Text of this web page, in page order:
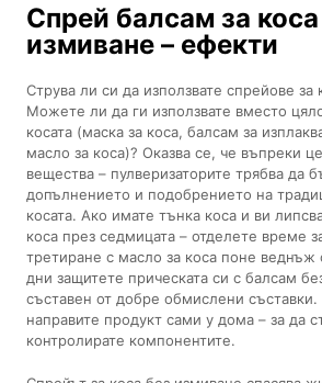
Спрей балсам за
измиване – ефекти
Струва ли си да използвате спрейове за
Можете ли да ги използвате вместо
косата (маска за коса, балсам за
масло за коса)? Оказва се, че въпреки
вещества – пулверизаторите трябва да
допълнението и подобрението на
косата. Ако имате тънка коса и ви
коса през седмицата – отделете време
третиране с масло за коса поне веднъж
дни защитете прическата си с балсам
съставен от добре обмислени
направите продукт сами у дома – за да
контролирате компонентите.